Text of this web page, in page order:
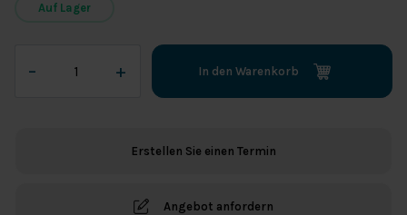
Auf Lager
– + In den Warenkorb
Erstellen Sie einen Termin
Angebot anfordern